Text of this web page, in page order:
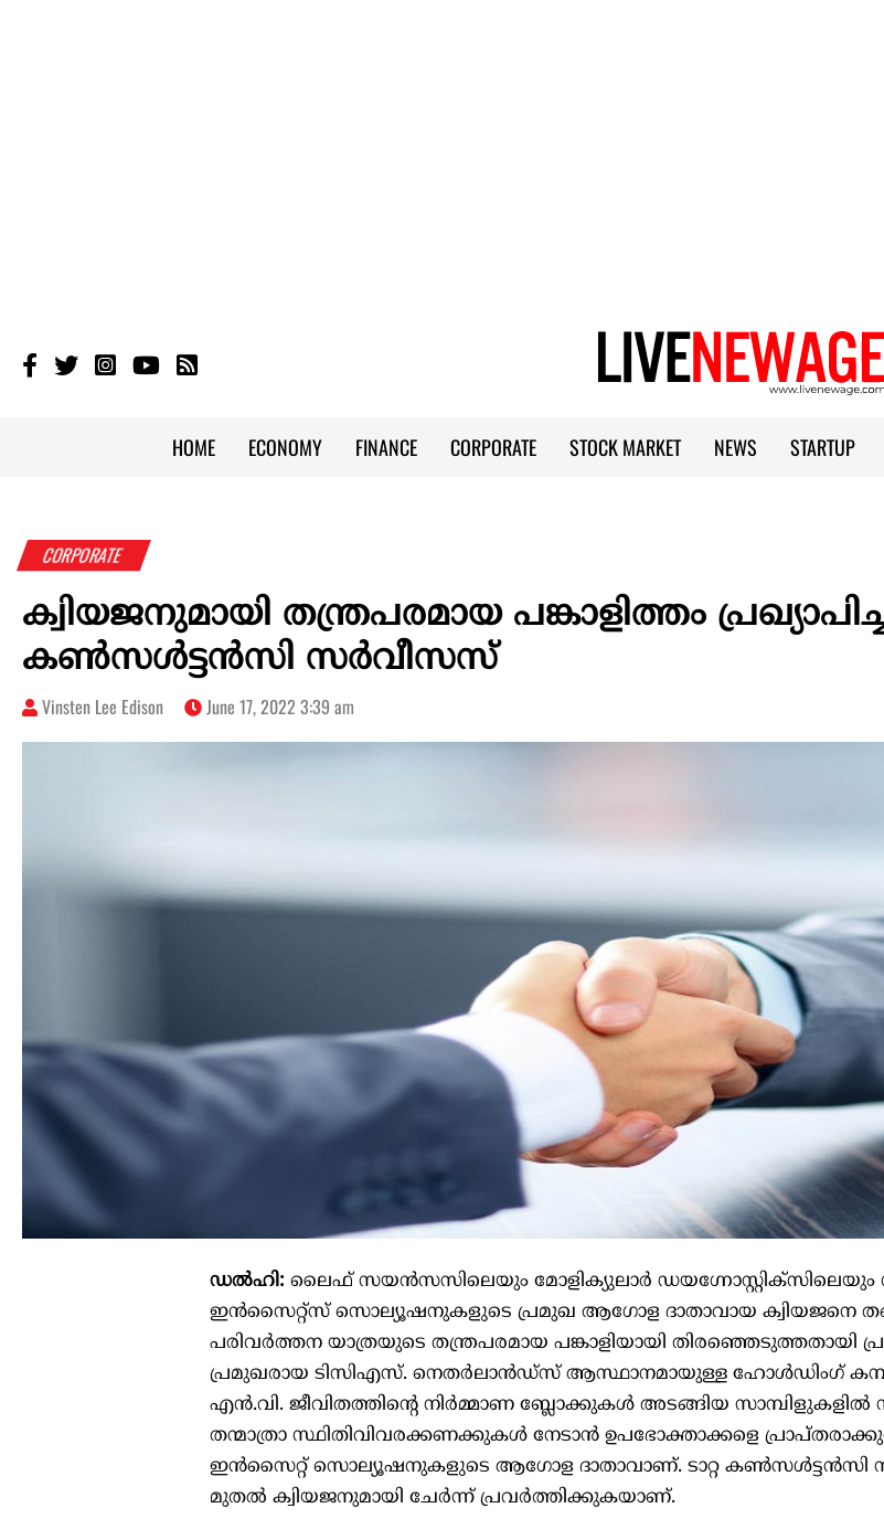
HOME ECONOMY FINANCE CORPORATE STOCK MARKET NEWS STARTUP
CORPORATE
ക്വിയജനുമായി തന്ത്രപരമായ പങ്കാളിത്തം പ്രഖ്യാപിച്ച്
കൺസൾട്ടൻസി സർവീസസ്
Vinsten Lee Edison June 17, 2022 3:39 am
ഡൽഹി: ലൈഫ് സയൻസസിലെയും മോളിക്യുലാർ ഡയഗ്നോസ്റ്റിക്സിലെയും
ഇൻസൈറ്റ്സ് സൊല്യൂഷനുകളുടെ പ്രമുഖ ആഗോള ദാതാവായ ക്വിയജനെ
പരിവർത്തന യാത്രയുടെ തന്ത്രപരമായ പങ്കാളിയായി തിരഞ്ഞെടുത്തതായി
പ്രമുഖരായ ടിസിഎസ്. നെതർലാൻഡ്‌സ് ആസ്ഥാനമായുള്ള ഹോൾഡിംഗ്
എൻ.വി. ജീവിതത്തിന്റെ നിർമ്മാണ ബ്ലോക്കുകൾ അടങ്ങിയ സാമ്പിളുകളിൽ
തന്മാത്രാ സ്ഥിതിവിവരക്കണക്കുകൾ നേടാൻ ഉപഭോക്താക്കളെ
ഇൻസൈറ്റ് സൊല്യൂഷനുകളുടെ ആഗോള ദാതാവാണ്. ടാറ്റ കൺസൾട്ടൻസി
മുതൽ ക്വിയജനുമായി ചേർന്ന് പ്രവർത്തിക്കുകയാണ്.